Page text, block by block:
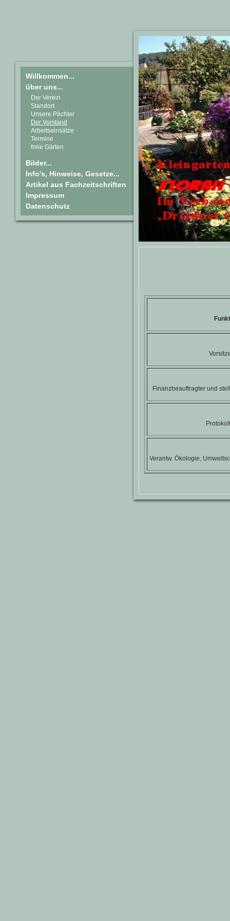
Willkommen...
über uns...
Der Verein
Standort
Unsere Pächter
Der Vorstand
Arbeitseinsätze
Termine
freie Gärten
Bilder...
Info's, Hinweise, Gesetze...
Artikel aus Fachzeitschriften
Impressum
Datenschutz
Finanzbeauftragter und
Verantw. Ökologie,